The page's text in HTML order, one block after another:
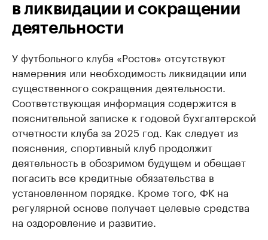
в ликвидации и сокращении
деятельности
У футбольного клуба «Ростов» отсутствуют
намерения или необходимость ликвидации или
существенного сокращения деятельности.
Соответствующая информация содержится в
пояснительной записке к годовой бухгалтерской
отчетности клуба за 2025 год. Как следует из
пояснения, спортивный клуб продолжит
деятельность в обозримом будущем и обещает
погасить все кредитные обязательства в
установленном порядке. Кроме того, ФК на
регулярной основе получает целевые средства
на оздоровление и развитие.